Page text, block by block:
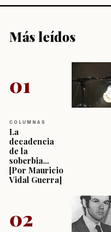
Más leídos
01
COLUMNAS
La
decadencia
de la
soberbia...
[Por Mauricio
Vidal Guerra]
02